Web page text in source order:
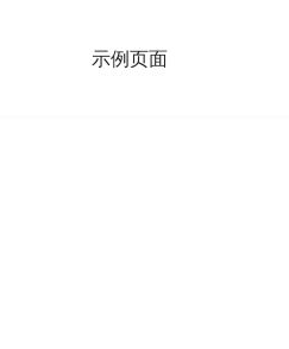
示例页面